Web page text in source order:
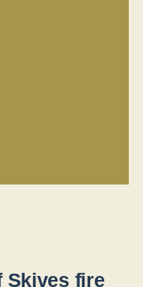
Skives fire